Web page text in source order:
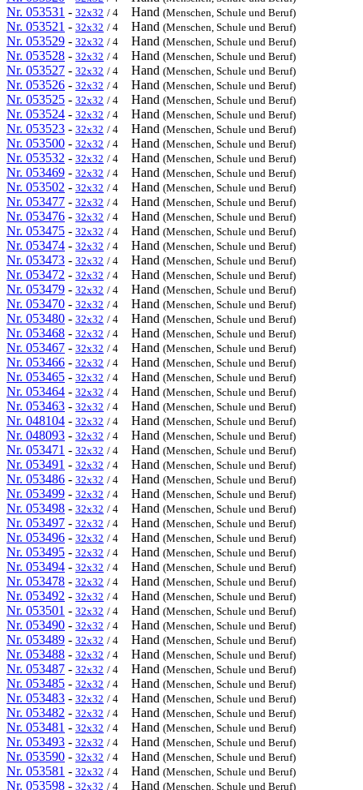
Nr. 053531 - 32x32 / 4 Hand (Menschen, Schule und Beruf)
Nr. 053521 - 32x32 / 4 Hand (Menschen, Schule und Beruf)
Nr. 053529 - 32x32 / 4 Hand (Menschen, Schule und Beruf)
Nr. 053528 - 32x32 / 4 Hand (Menschen, Schule und Beruf)
Nr. 053527 - 32x32 / 4 Hand (Menschen, Schule und Beruf)
Nr. 053526 - 32x32 / 4 Hand (Menschen, Schule und Beruf)
Nr. 053525 - 32x32 / 4 Hand (Menschen, Schule und Beruf)
Nr. 053524 - 32x32 / 4 Hand (Menschen, Schule und Beruf)
Nr. 053523 - 32x32 / 4 Hand (Menschen, Schule und Beruf)
Nr. 053500 - 32x32 / 4 Hand (Menschen, Schule und Beruf)
Nr. 053532 - 32x32 / 4 Hand (Menschen, Schule und Beruf)
Nr. 053469 - 32x32 / 4 Hand (Menschen, Schule und Beruf)
Nr. 053502 - 32x32 / 4 Hand (Menschen, Schule und Beruf)
Nr. 053477 - 32x32 / 4 Hand (Menschen, Schule und Beruf)
Nr. 053476 - 32x32 / 4 Hand (Menschen, Schule und Beruf)
Nr. 053475 - 32x32 / 4 Hand (Menschen, Schule und Beruf)
Nr. 053474 - 32x32 / 4 Hand (Menschen, Schule und Beruf)
Nr. 053473 - 32x32 / 4 Hand (Menschen, Schule und Beruf)
Nr. 053472 - 32x32 / 4 Hand (Menschen, Schule und Beruf)
Nr. 053479 - 32x32 / 4 Hand (Menschen, Schule und Beruf)
Nr. 053470 - 32x32 / 4 Hand (Menschen, Schule und Beruf)
Nr. 053480 - 32x32 / 4 Hand (Menschen, Schule und Beruf)
Nr. 053468 - 32x32 / 4 Hand (Menschen, Schule und Beruf)
Nr. 053467 - 32x32 / 4 Hand (Menschen, Schule und Beruf)
Nr. 053466 - 32x32 / 4 Hand (Menschen, Schule und Beruf)
Nr. 053465 - 32x32 / 4 Hand (Menschen, Schule und Beruf)
Nr. 053464 - 32x32 / 4 Hand (Menschen, Schule und Beruf)
Nr. 053463 - 32x32 / 4 Hand (Menschen, Schule und Beruf)
Nr. 048104 - 32x32 / 4 Hand (Menschen, Schule und Beruf)
Nr. 048093 - 32x32 / 4 Hand (Menschen, Schule und Beruf)
Nr. 053471 - 32x32 / 4 Hand (Menschen, Schule und Beruf)
Nr. 053491 - 32x32 / 4 Hand (Menschen, Schule und Beruf)
Nr. 053486 - 32x32 / 4 Hand (Menschen, Schule und Beruf)
Nr. 053499 - 32x32 / 4 Hand (Menschen, Schule und Beruf)
Nr. 053498 - 32x32 / 4 Hand (Menschen, Schule und Beruf)
Nr. 053497 - 32x32 / 4 Hand (Menschen, Schule und Beruf)
Nr. 053496 - 32x32 / 4 Hand (Menschen, Schule und Beruf)
Nr. 053495 - 32x32 / 4 Hand (Menschen, Schule und Beruf)
Nr. 053494 - 32x32 / 4 Hand (Menschen, Schule und Beruf)
Nr. 053478 - 32x32 / 4 Hand (Menschen, Schule und Beruf)
Nr. 053492 - 32x32 / 4 Hand (Menschen, Schule und Beruf)
Nr. 053501 - 32x32 / 4 Hand (Menschen, Schule und Beruf)
Nr. 053490 - 32x32 / 4 Hand (Menschen, Schule und Beruf)
Nr. 053489 - 32x32 / 4 Hand (Menschen, Schule und Beruf)
Nr. 053488 - 32x32 / 4 Hand (Menschen, Schule und Beruf)
Nr. 053487 - 32x32 / 4 Hand (Menschen, Schule und Beruf)
Nr. 053485 - 32x32 / 4 Hand (Menschen, Schule und Beruf)
Nr. 053483 - 32x32 / 4 Hand (Menschen, Schule und Beruf)
Nr. 053482 - 32x32 / 4 Hand (Menschen, Schule und Beruf)
Nr. 053481 - 32x32 / 4 Hand (Menschen, Schule und Beruf)
Nr. 053493 - 32x32 / 4 Hand (Menschen, Schule und Beruf)
Nr. 053590 - 32x32 / 4 Hand (Menschen, Schule und Beruf)
Nr. 053581 - 32x32 / 4 Hand (Menschen, Schule und Beruf)
Nr. 053598 - 32x32 / 4 Hand (Menschen, Schule und Beruf)